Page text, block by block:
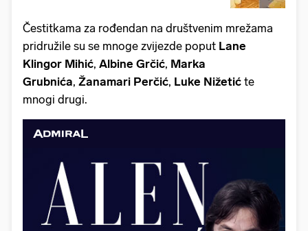
Čestitkama za rođendan na društvenim mrežama
pridružile su se mnoge zvijezde poput Lane
Klingor Mihić, Albine Grčić, Marka
Grubnića, Žanamari Perčić, Luke Nižetić te
mnogi drugi.